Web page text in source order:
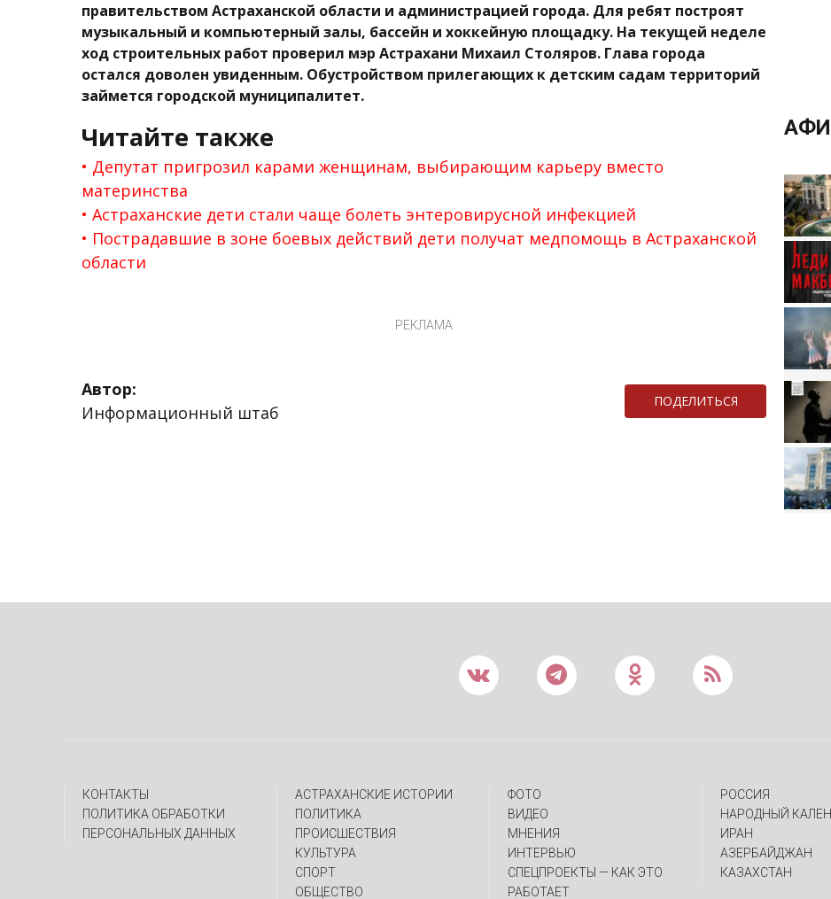
правительством Астраханской области и администрацией города. Для ребят построят
музыкальный и компьютерный залы, бассейн и хоккейную площадку. На текущей неделе
ход строительных работ проверил мэр Астрахани Михаил Столяров. Глава города
остался доволен увиденным. Обустройством прилегающих к детским садам территорий
займется городской муниципалитет.
Читайте также
Депутат пригрозил карами женщинам, выбирающим карьеру вместо
материнства
Астраханские дети стали чаще болеть энтеровирусной инфекцией
Пострадавшие в зоне боевых действий дети получат медпомощь в Астраханской
области
РЕКЛАМА
Автор:
Информационный штаб
ПОДЕЛИТЬСЯ
КОНТАКТЫ
ПОЛИТИКА ОБРАБОТКИ
ПЕРСОНАЛЬНЫХ ДАННЫХ
АСТРАХАНСКИЕ ИСТОРИИ
ПОЛИТИКА
ПРОИСШЕСТВИЯ
КУЛЬТУРА
СПОРТ
ОБЩЕСТВО
ФОТО
ВИДЕО
МНЕНИЯ
ИНТЕРВЬЮ
CПЕЦПРОЕКТЫ — КАК ЭТО
РАБОТАЕТ
РОССИЯ
НАРОДНЫЙ
ИРАН
АЗЕРБАЙДЖАН
КАЗАХСТАН